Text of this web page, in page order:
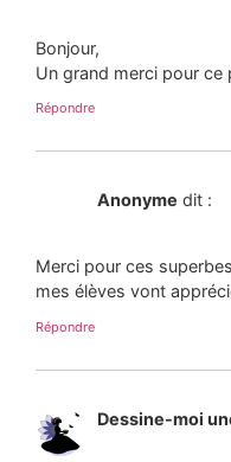
Bonjour,
Un grand merci pour ce
Répondre
Anonyme dit :
Merci pour ces
mes élèves vont
Répondre
Dessine-moi